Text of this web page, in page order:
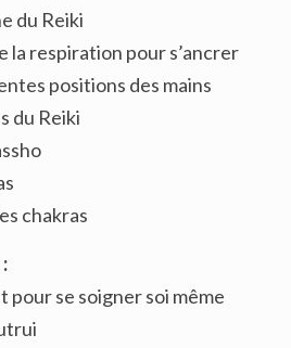
du Reiki
la respiration pour s’ancrer
positions des mains
du Reiki
chakras
pour se soigner soi même